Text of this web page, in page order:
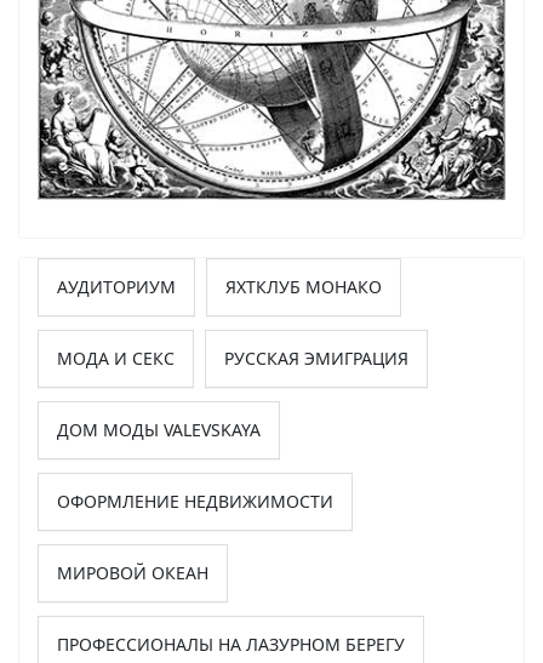
АУДИТОРИУМ ЯХТКЛУБ МОНАКО
МОДА И СЕКС РУССКАЯ ЭМИГРАЦИЯ
ДОМ МОДЫ VALEVSKAYA
ОФОРМЛЕНИЕ НЕДВИЖИМОСТИ
МИРОВОЙ ОКЕАН
ПРОФЕССИОНАЛЫ НА ЛАЗУРНОМ БЕРЕГУ